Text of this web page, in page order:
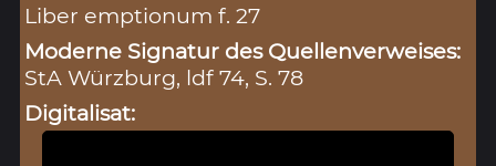
Liber emptionum f. 27
Moderne Signatur des Quellenverweises:
StA Würzburg, ldf 74, S. 78
Digitalisat: